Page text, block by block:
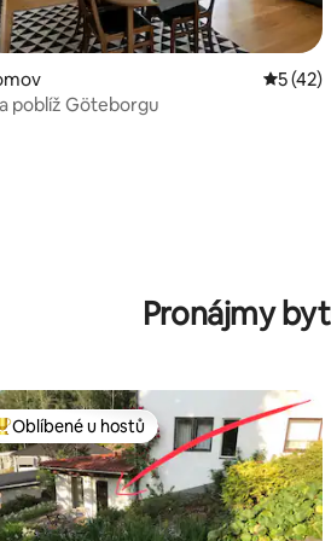
4,96 z 5, 45 hodnocení
5 (42)
poblíž Göteborgu
Pronájmy
v kategorii Oblíbené u hostů
Oblíbené u hostů